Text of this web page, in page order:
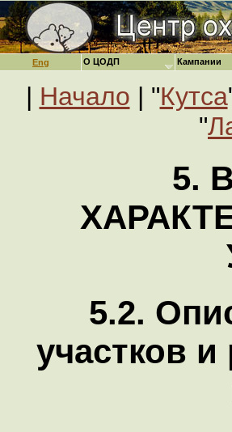
Eng
| Начало | "Кутса
"
5.
5.2.
участков
О ЦОДП Кампании